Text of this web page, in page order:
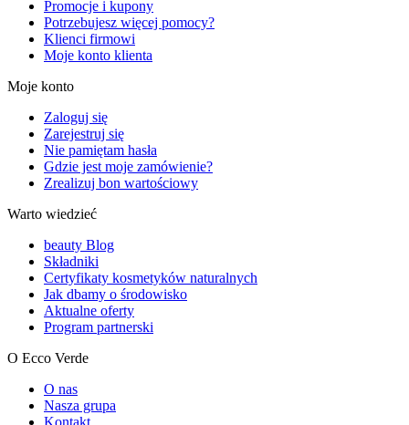
Promocje i kupony
Potrzebujesz więcej pomocy?
Klienci firmowi
Moje konto klienta
Moje konto
Zaloguj się
Zarejestruj się
Nie pamiętam hasła
Gdzie jest moje zamówienie?
Zrealizuj bon wartościowy
Warto wiedzieć
beauty Blog
Składniki
Certyfikaty kosmetyków naturalnych
Jak dbamy o środowisko
Aktualne oferty
Program partnerski
O Ecco Verde
O nas
Nasza grupa